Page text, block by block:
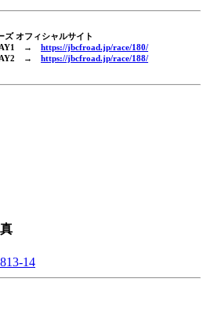
ズ オフィシャルサイト
DAY1 → https://jbcfroad.jp/race/180/
DAY2 → https://jbcfroad.jp/race/188/
14